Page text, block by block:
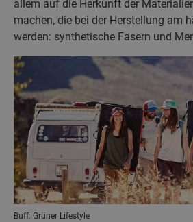
allem auf die Herkunft der
machen, die bei der Herstellung am
werden: synthetische Fasern und
Buff: Grüner Lifestyle